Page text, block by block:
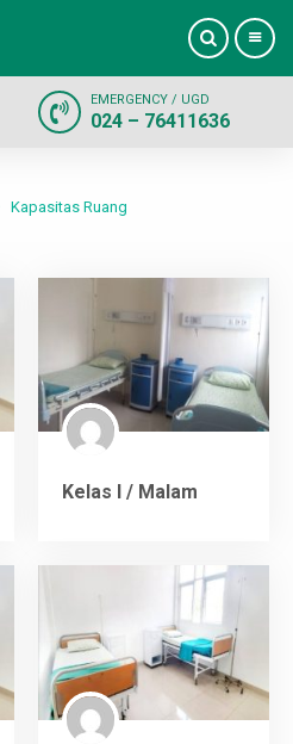
EMERGENCY / UGD
024 – 76411636
Kapasitas Ruang
Kelas I / Malam